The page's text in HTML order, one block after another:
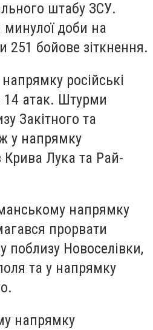
штабу ЗСУ.
доби на
251 бойове зіткнення.
російські
14 атак. Штурми
Закітного та
у напрямку
Крива Лука та Рай-
напрямку
прорвати
поблизу Новоселівки,
та у напрямку
напрямку